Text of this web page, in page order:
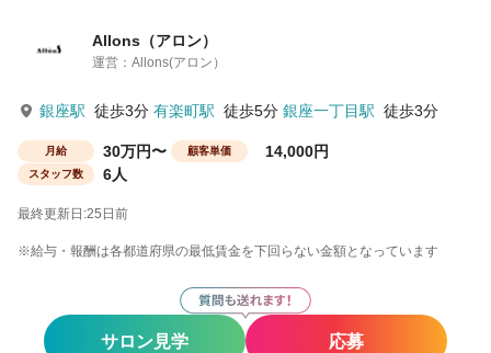
Allons（アロン）
運営：Allons(アロン）
銀座駅 徒歩3分 有楽町駅 徒歩5分 銀座一丁目駅 徒歩3分
月給 30万円〜 顧客単価 14,000円
スタッフ数 6人
最終更新日:25日前
※給与・報酬は各都道府県の最低賃金を下回らない金額となっています
サロン見学 応募